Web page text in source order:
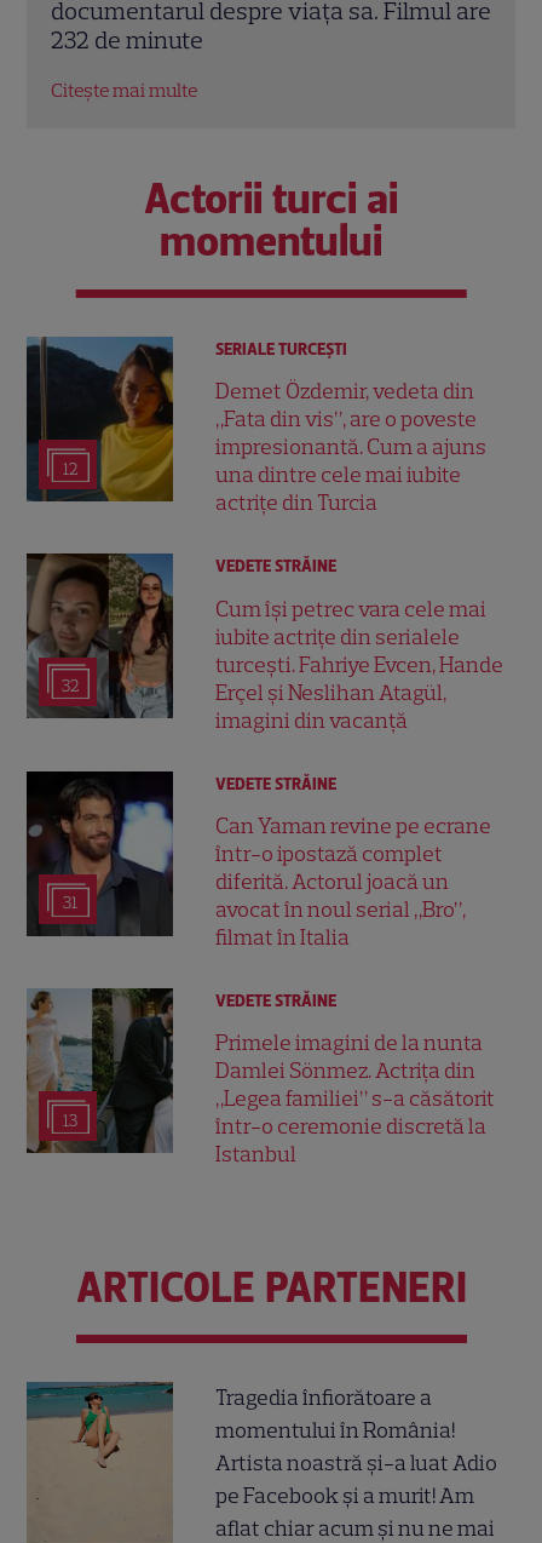
fascinante de la ceremonia regală din
1981
Citește mai multe
Actorii turci ai
momentului
12
SERIALE TURCEŞTI
Demet Özdemir, vedeta din
„Fata din vis”, are o poveste
impresionantă. Cum a ajuns
una dintre cele mai iubite
actrițe din Turcia
32
VEDETE STRĂINE
Cum își petrec vara cele mai
iubite actrițe din serialele
turcești. Fahriye Evcen, Hande
Erçel și Neslihan Atagül,
imagini din vacanță
31
VEDETE STRĂINE
Can Yaman revine pe ecrane
într-o ipostază complet
diferită. Actorul joacă un
avocat în noul serial „Bro”,
filmat în Italia
13
VEDETE STRĂINE
Primele imagini de la nunta
Damlei Sönmez. Actrița din
„Legea familiei” s-a căsătorit
într-o ceremonie discretă la
Istanbul
ARTICOLE PARTENERI
Tragedia înfiorătoare a
momentului în România!
Artista noastră și-a luat Adio
pe Facebook și a murit! Am
aflat chiar acum și nu ne mai